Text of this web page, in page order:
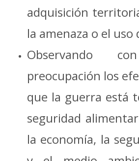
adquisición
la amenaza o el uso
Observando
preocupación los
que la guerra está
seguridad
la economía, la